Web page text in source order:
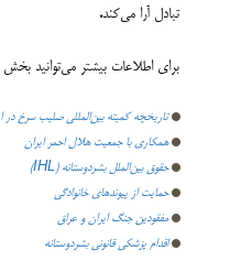
تبادل آرا می‌کند.
برای اطلاعات بیشتر می‌توانید بخش
تاریخچه کمیته بین‌المللی صلیب سرخ در
همکاری با جمعیت هلال احمر ایران
حقوق بین‌الملل بشردوستانه (IHL)
حمایت از پیوندهای خانوادگی
مفقودین جنگ ایران و عراق
اقدام پزشکی قانونی بشردوستانه